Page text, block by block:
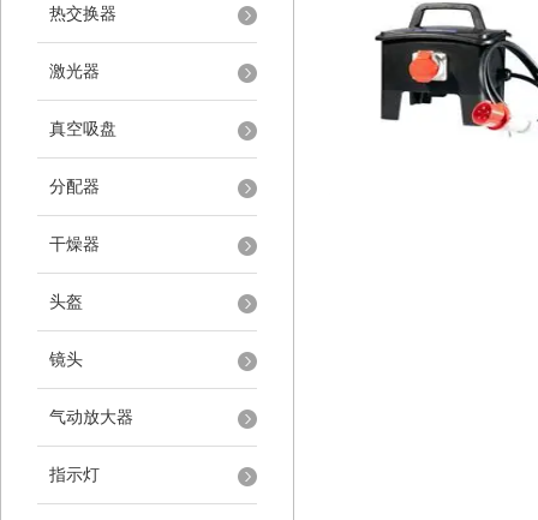
热交换器
激光器
真空吸盘
分配器
干燥器
头盔
镜头
气动放大器
指示灯